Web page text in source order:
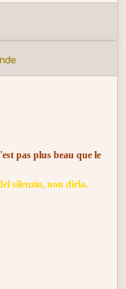
pas plus beau que le
silenzio, non dirla.